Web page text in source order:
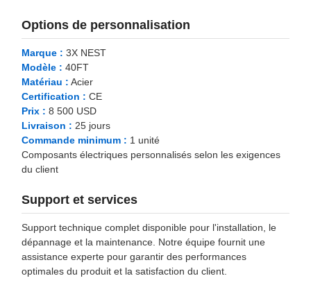
Options de personnalisation
Marque : 3X NEST
Modèle : 40FT
Matériau : Acier
Certification : CE
Prix : 8 500 USD
Livraison : 25 jours
Commande minimum : 1 unité
Composants électriques personnalisés selon les exigences
du client
Support et services
Support technique complet disponible pour l'installation, le
dépannage et la maintenance. Notre équipe fournit une
assistance experte pour garantir des performances
optimales du produit et la satisfaction du client.